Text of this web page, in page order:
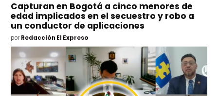
Capturan en Bogotá a cinco menores de
edad implicados en el secuestro y robo a
un conductor de aplicaciones
por Redacción El Expreso